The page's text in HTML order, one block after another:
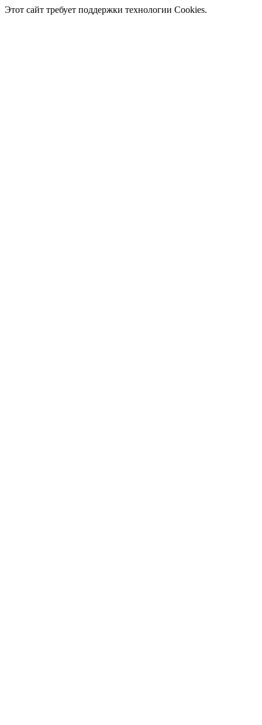
Этот сайт требует поддержки технологии Cookies.